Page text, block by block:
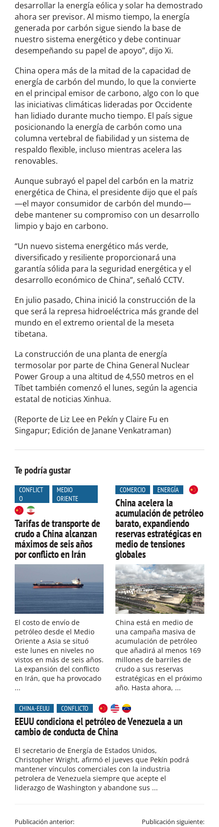
desarrollar la energía eólica y solar ha demostrado
ahora ser previsor. Al mismo tiempo, la energía
generada por carbón sigue siendo la base de
nuestro sistema energético y debe continuar
desempeñando su papel de apoyo”, dijo Xi.
China opera más de la mitad de la capacidad de
energía de carbón del mundo, lo que la convierte
en el principal emisor de carbono, algo con lo que
las iniciativas climáticas lideradas por Occidente
han lidiado durante mucho tiempo. El país sigue
posicionando la energía de carbón como una
columna vertebral de fiabilidad y un sistema de
respaldo flexible, incluso mientras acelera las
renovables.
Aunque subrayó el papel del carbón en la matriz
energética de China, el presidente dijo que el país
—el mayor consumidor de carbón del mundo—
debe mantener su compromiso con un desarrollo
limpio y bajo en carbono.
“Un nuevo sistema energético más verde,
diversificado y resiliente proporcionará una
garantía sólida para la seguridad energética y el
desarrollo económico de China”, señaló CCTV.
En julio pasado, China inició la construcción de la
que será la represa hidroeléctrica más grande del
mundo en el extremo oriental de la meseta
tibetana.
La construcción de una planta de energía
termosolar por parte de China General Nuclear
Power Group a una altitud de 4,550 metros en el
Tíbet también comenzó el lunes, según la agencia
estatal de noticias Xinhua.
(Reporte de Liz Lee en Pekín y Claire Fu en
Singapur; Edición de Janane Venkatraman)
Te podría gustar
CONFLICT
O
MEDIO
ORIENTE
Tarifas de transporte de
crudo a China alcanzan
máximos de seis años
por conflicto en Irán
El costo de envío de
petróleo desde el Medio
Oriente a Asia se situó
este lunes en niveles no
vistos en más de seis años.
La expansión del conflicto
en Irán, que ha provocado
...
COMERCIO ENERGÍA
China acelera la
acumulación de petróleo
barato, expandiendo
reservas estratégicas en
medio de tensiones
globales
China está en medio de
una campaña masiva de
acumulación de petróleo
que añadirá al menos 169
millones de barriles de
crudo a sus reservas
estratégicas en el próximo
año. Hasta ahora, ...
CHINA-EEUU CONFLICTO
EEUU condiciona el petróleo de Venezuela a un
cambio de conducta de China
El secretario de Energía de Estados Unidos,
Christopher Wright, afirmó el jueves que Pekín podrá
mantener vínculos comerciales con la industria
petrolera de Venezuela siempre que acepte el
liderazgo de Washington y abandone sus ...
Publicación anterior: Publicación siguiente: